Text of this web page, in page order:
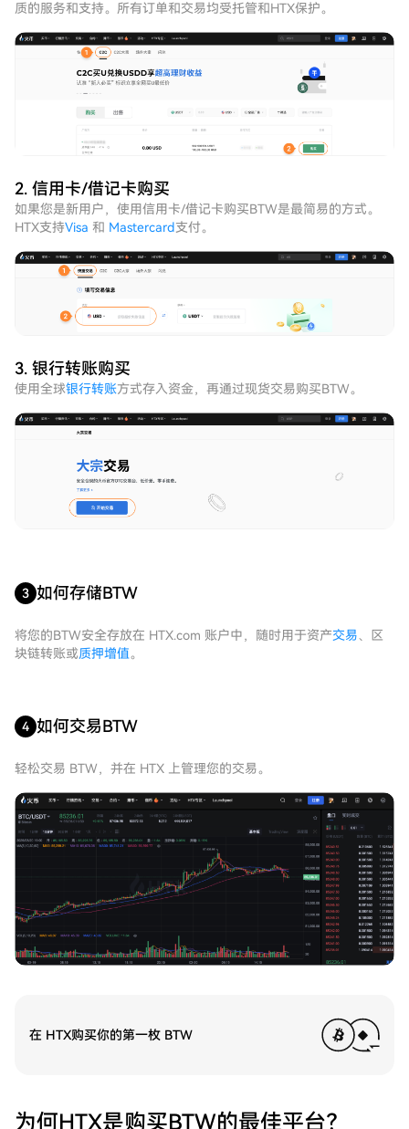
质的服务和支持。所有订单和交易均受托管和HTX保护。
2. 信用卡/借记卡购买
如果您是新用户，使用信用卡/借记卡购买BTW是最简易的方式。
HTX支持Visa 和 Mastercard支付。
3. 银行转账购买
使用全球银行转账方式存入资金，再通过现货交易购买BTW。
3 如何存储BTW
将您的BTW安全存放在 HTX.com 账户中，随时用于资产交易、区
块链转账或质押增值。
4 如何交易BTW
轻松交易 BTW，并在 HTX 上管理您的交易。
在 HTX购买你的第一枚 BTW
为何HTX是购买BTW的最佳平台？